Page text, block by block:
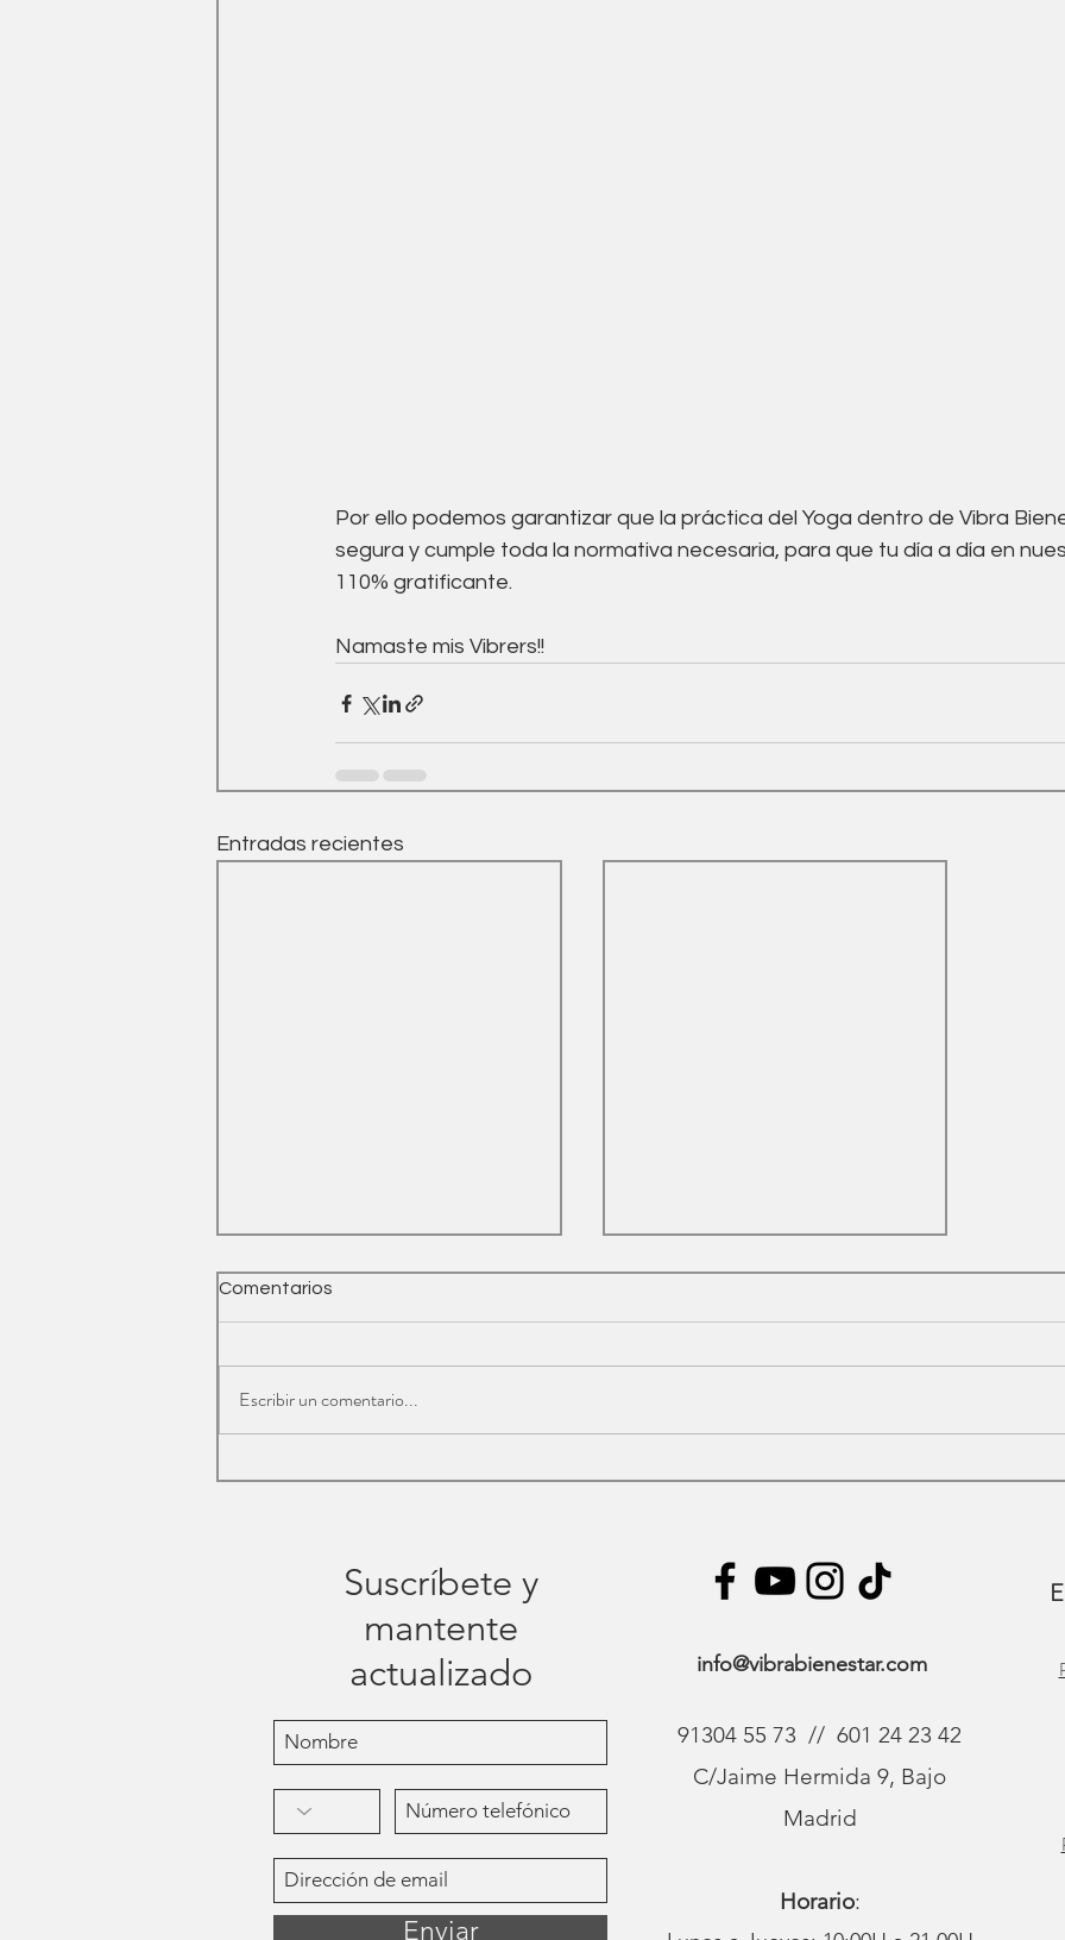
Por ello podemos garantizar que la práctica del Yoga dentro de Vibra
segura y cumple toda la normativa necesaria, para que tu día a día en
110% gratificante.
Namaste mis Vibrers!!
Entradas recientes
la Terapia Ayurveda en
Madrid: Tarjetas Regalo para
Comentarios
Escribir un comentario...
Suscríbete y
mantente
actualizado
Enviar
info@vibrabienestar.com
91304 55 73 // 601 24 23 42
C/Jaime Hermida 9, Bajo
Madrid
Horario: